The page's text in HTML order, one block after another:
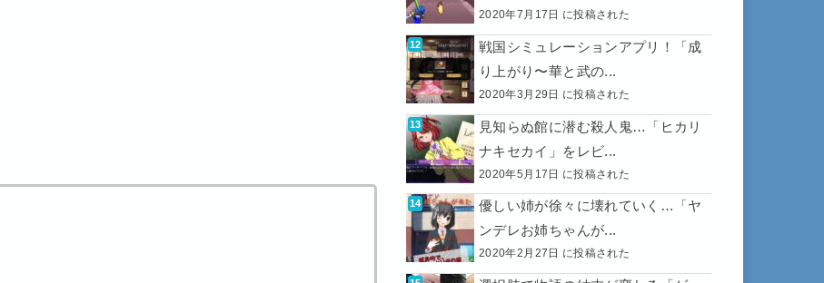
2020年7月17日 に投稿された
戦国シミュレーションアプリ！「成
り上がり〜華と武の...
2020年3月29日 に投稿された
見知らぬ館に潜む殺人鬼…「ヒカリ
ナキセカイ」をレビ...
2020年5月17日 に投稿された
優しい姉が徐々に壊れていく…「ヤ
ンデレお姉ちゃんが...
2020年2月27日 に投稿された